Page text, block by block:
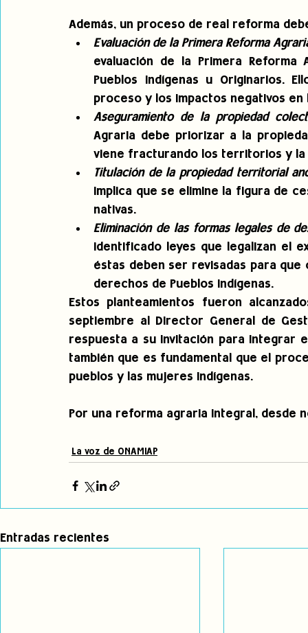
Además, un proceso de real reforma
Evaluación de la Primera Reforma
evaluación de la Primera
Pueblos Indígenas u Originarios.
proceso y los impactos negativos
Aseguramiento de la propiedad
Agraria debe priorizar a la
viene fracturando los territorios y la
Titulación de la propiedad territorial
implica que se elimine la figura de
nativas.
Eliminación de las formas legales de
identificado leyes que legalizan el
éstas deben ser revisadas para
derechos de Pueblos Indígenas.
Estos planteamientos fueron
septiembre al Director General de
respuesta a su invitación para integrar
también que es fundamental que el
pueblos y las mujeres indígenas.
Por una reforma agraria integral, desde
La voz de ONAMIAP
Entradas recientes